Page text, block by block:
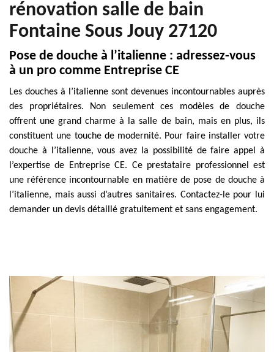
rénovation salle de bain
Fontaine Sous Jouy 27120
Pose de douche à l’italienne : adressez-vous
à un pro comme Entreprise CE
Les douches à l’italienne sont devenues incontournables auprès
des propriétaires. Non seulement ces modèles de douche
offrent une grand charme à la salle de bain, mais en plus, ils
constituent une touche de modernité. Pour faire installer votre
douche à l’italienne, vous avez la possibilité de faire appel à
l’expertise de Entreprise CE. Ce prestataire professionnel est
une référence incontournable en matière de pose de douche à
l’italienne, mais aussi d’autres sanitaires. Contactez-le pour lui
demander un devis détaillé gratuitement et sans engagement.